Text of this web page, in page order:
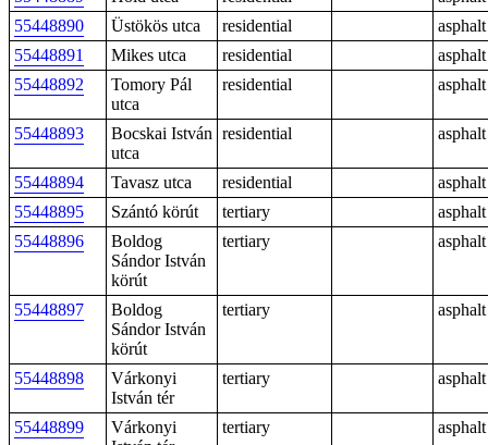
55448890
Üstökös utca residential
asphalt
55448891
Mikes utca residential
asphalt
55448892
Tomory Pál
utca
residential asphalt
55448893
Bocskai István
utca
residential asphalt
55448894 Tavasz utca residential
asphalt
55448895
Szántó körút tertiary
asphalt
55448896
Boldog
Sándor István
körút
tertiary asphalt
55448897
Boldog
Sándor István
körút
tertiary asphalt
55448898
Várkonyi
István tér
tertiary asphalt
55448899
Várkonyi
tertiary asphalt